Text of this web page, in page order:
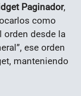
Paginador,
como
orden desde la
ese orden
manteniendo